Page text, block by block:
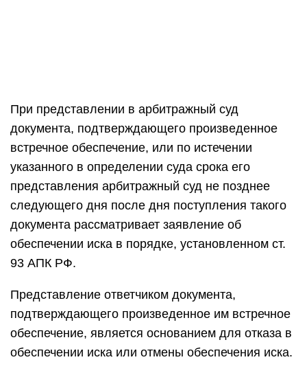
При представлении в арбитражный суд
документа, подтверждающего произведенное
встречное обеспечение, или по истечении
указанного в определении суда срока его
представления арбитражный суд не позднее
следующего дня после дня поступления такого
документа рассматривает заявление об
обеспечении иска в порядке, установленном ст.
93 АПК РФ.
Представление ответчиком документа,
подтверждающего произведенное им встречное
обеспечение, является основанием для отказа в
обеспечении иска или отмены обеспечения иска.